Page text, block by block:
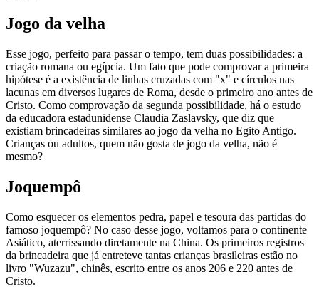
Jogo da velha
Esse jogo, perfeito para passar o tempo, tem duas possibilidades: a
criação romana ou egípcia. Um fato que pode comprovar a primeira
hipótese é a existência de linhas cruzadas com "x" e círculos nas
lacunas em diversos lugares de Roma, desde o primeiro ano antes de
Cristo. Como comprovação da segunda possibilidade, há o estudo
da educadora estadunidense Claudia Zaslavsky, que diz que
existiam brincadeiras similares ao jogo da velha no Egito Antigo.
Crianças ou adultos, quem não gosta de jogo da velha, não é
mesmo?
Joquempô
Como esquecer os elementos pedra, papel e tesoura das partidas do
famoso joquempô? No caso desse jogo, voltamos para o continente
Asiático, aterrissando diretamente na China. Os primeiros registros
da brincadeira que já entreteve tantas crianças brasileiras estão no
livro "Wuzazu", chinês, escrito entre os anos 206 e 220 antes de
Cristo.